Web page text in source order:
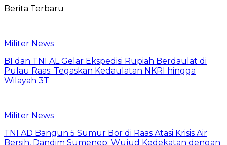
Berita Terbaru
Militer News
BI dan TNI AL Gelar Ekspedisi Rupiah Berdaulat di
Pulau Raas: Tegaskan Kedaulatan NKRI hingga
Wilayah 3T
Militer News
TNI AD Bangun 5 Sumur Bor di Raas Atasi Krisis Air
Bersih, Dandim Sumenep: Wujud Kedekatan dengan